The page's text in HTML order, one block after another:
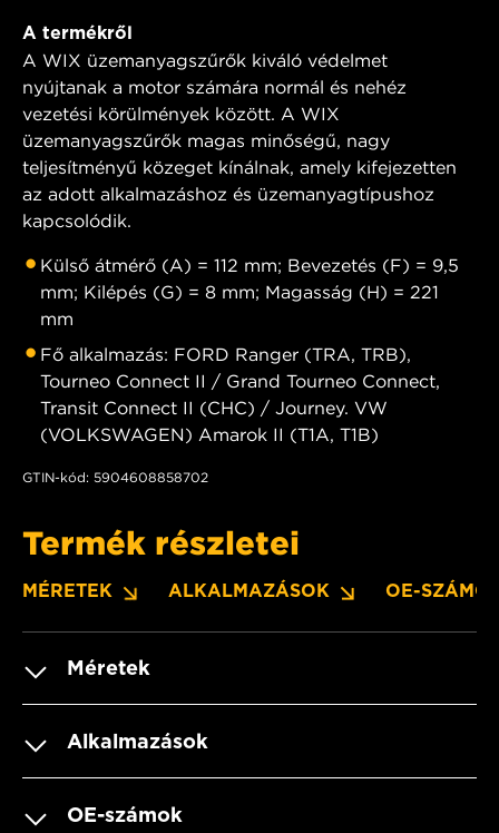
A termékről
A WIX üzemanyagszűrők kiváló védelmet
nyújtanak a motor számára normál és nehéz
vezetési körülmények között. A WIX
üzemanyagszűrők magas minőségű, nagy
teljesítményű közeget kínálnak, amely kifejezetten
az adott alkalmazáshoz és üzemanyagtípushoz
kapcsolódik.
Külső átmérő (A) = 112 mm; Bevezetés (F) = 9,5
mm; Kilépés (G) = 8 mm; Magasság (H) = 221
mm
Fő alkalmazás: FORD Ranger (TRA, TRB),
Tourneo Connect II / Grand Tourneo Connect,
Transit Connect II (CHC) / Journey. VW
(VOLKSWAGEN) Amarok II (T1A, T1B)
GTIN-kód: 5904608858702
Termék részletei
MÉRETEK ALKALMAZÁSOK OE-
Méretek
Alkalmazások
OE-számok